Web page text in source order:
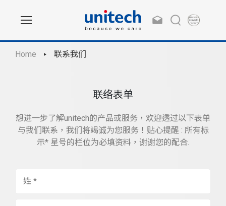
Home 联系我们
联络表单
想进一步了解unitech的产品或服务，欢迎透过以下表单
与我们联系，我们将竭诚为您服务！贴心提醒 : 所有标
示* 星号的栏位为必填资料，谢谢您的配合.